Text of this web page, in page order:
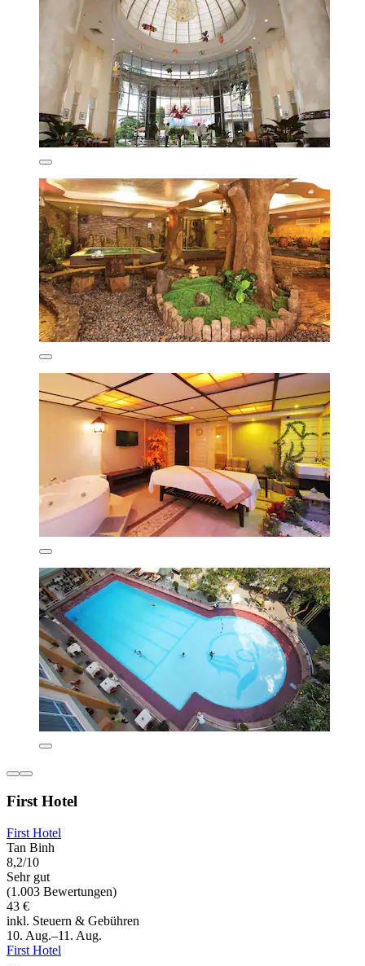
First Hotel
First Hotel
Tan Binh
8,2/10
Sehr gut
(1.003 Bewertungen)
43 €
inkl. Steuern & Gebühren
10. Aug.–11. Aug.
First Hotel